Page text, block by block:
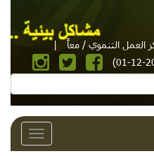
العمل التنموي / معاً
|
Toggle